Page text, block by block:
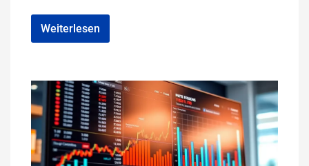
Weiterlesen